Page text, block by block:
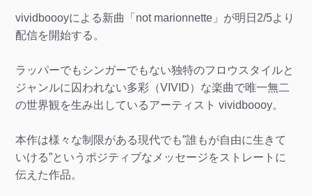
vividboooyによる新曲「not marionnette」が明日2/5より
配信を開始する。
ラッパーでもシンガーでもない独特のフロウスタイルと
ジャンルに囚われない多彩（VIVID）な楽曲で唯一無二
の世界観を生み出しているアーティスト vividboooy。
本作は様々な制限がある現代でも”誰もが自由に生きて
いける”というポジティブなメッセージをストレートに
伝えた作品。